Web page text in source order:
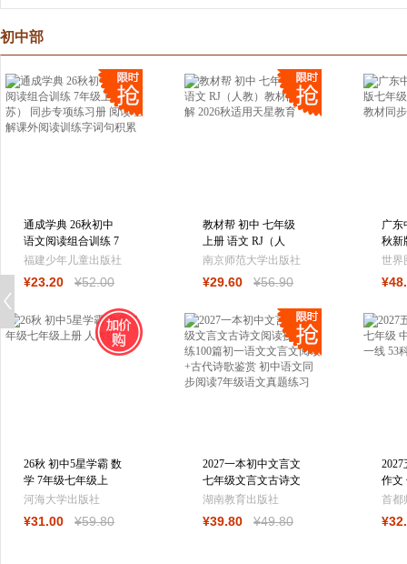
初中部
通成学典 26秋初中
语文阅读组合训练 7
年级上·（江苏） 同
福建少年儿童出版社
¥23.20 ¥52.00
教材帮 初中 七年级
上册 语文 RJ（人
教）教材同步讲
南京师范大学出版社
¥29.60 ¥56.90
广东
秋新
版上
世界
¥48
26秋 初中5星学霸 数
学 7年级七年级上
册 人教版
河海大学出版社
¥31.00 ¥59.80
2027一本初中文言文
七年级文言文古诗文
阅读技能训练100篇
湖南教育出版社
¥39.80 ¥49.80
作文
文专
首都
¥32